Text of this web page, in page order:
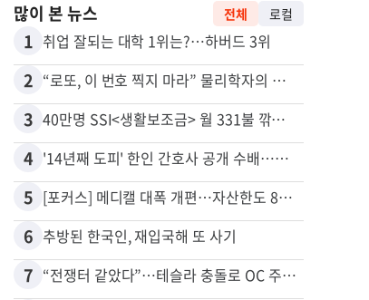
많이 본 뉴스 전체 로컬
1 취업 잘되는 대학 1위는?…하버드 3위
2 “로또, 이 번호 찍지 마라” 물리학자의 당첨금 높이는 비밀
3 40만명 SSI<생활보조금> 월 331불 깎이나
4 '14년째 도피' 한인 간호사 공개 수배…메디케어 사기 유죄
5 [포커스] 메디캘 대폭 개편…자산한도 84% 축소
6 추방된 한국인, 재입국해 또 사기
7 “전쟁터 같았다”…테슬라 충돌로 OC 주택 4채 파손